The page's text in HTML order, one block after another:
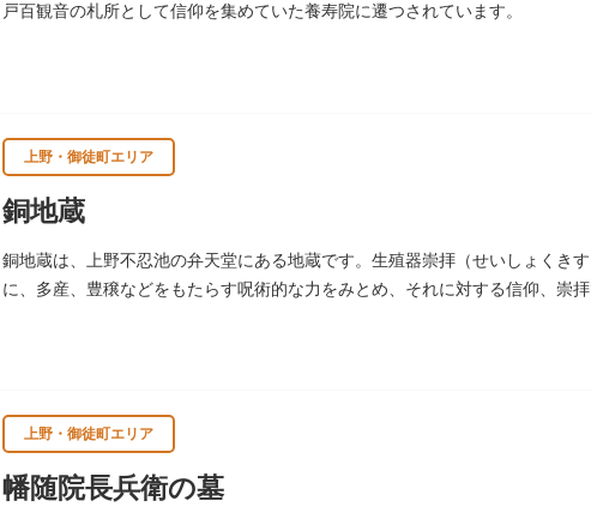
戸百観音の札所として信仰を集めていた養寿院に遷つされています。
上野・御徒町エリア
銅地蔵
銅地蔵は、上野不忍池の弁天堂にある地蔵です。生殖器崇拝（せいしょくき
に、多産、豊穣などをもたらす呪術的な力をみとめ、それに対する信仰、崇
上野・御徒町エリア
幡随院長兵衛の墓